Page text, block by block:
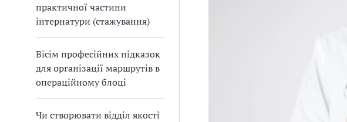
практичної частини
інтернатури (стажування)
Вісім професійних підказок
для організації маршрутів в
операційному блоці
Чи створювати відділ якості